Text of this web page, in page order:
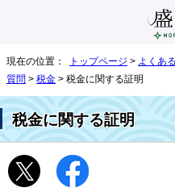
現在の位置： トップページ > よくあ
質問 > 税金 > 税金に関する証明
税金に関する証明